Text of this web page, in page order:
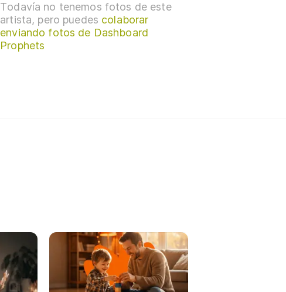
Todavía no tenemos fotos de este
artista, pero puedes colaborar
enviando fotos de Dashboard
Prophets